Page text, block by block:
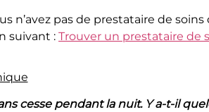
n’avez pas de prestataire de
suivant :Trouver un prestataire de
cesse pendant la nuit. Y a-t-il